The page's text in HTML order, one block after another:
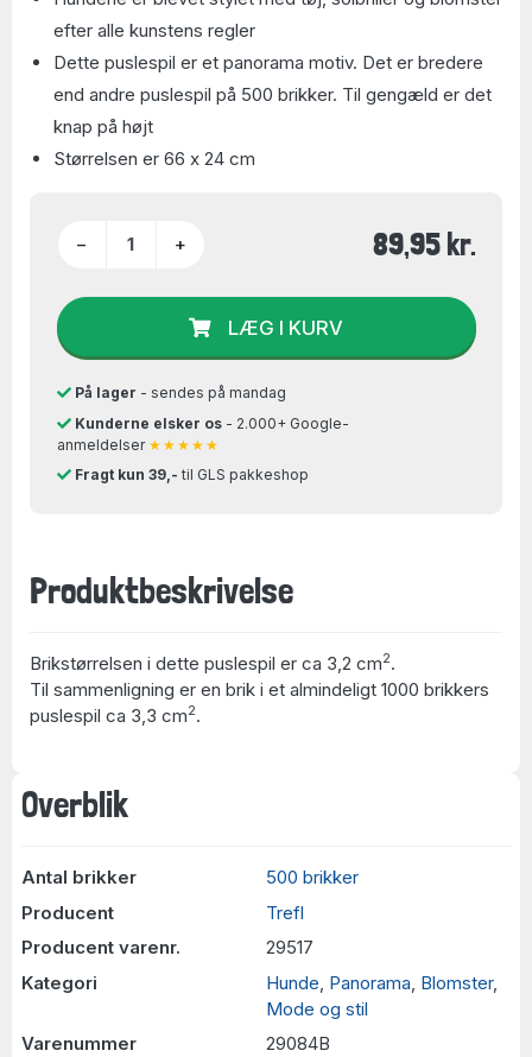
Overblik
Antal brikker
500 brikker
Producent
Trefl
Producent varenr.
29517
Kategori
Hunde Panorama Blomster,
Mode og stil
Varenummer
29084B
efter alle kunstens regler
Dette puslespil er et panorama motiv. Det er bredere
end andre puslespil på 500 brikker. Til gengæld er det
knap på højt
Størrelsen er 66 x 24 cm
− + 89,95 kr.
LÆG I KURV
På lager - sendes på mandag
Kunderne elsker os- 2.000+ Google-
anmeldelser ★★★★★
Fragt kun 39,- til GLS pakkeshop
Produktbeskrivelse
Brikstørrelsen i dette puslespil er ca 3,2 cm2.
Til sammenligning er en brik i et almindeligt 1000 brikkers
puslespil ca 3,3 cm2.